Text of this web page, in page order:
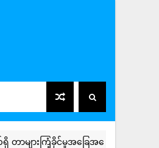
ကြံ့ခိုင်မှုအခြေအနေကို ကွင်းဆင်းစစ်ဆေး